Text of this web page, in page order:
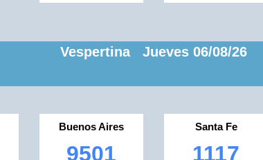
Vespertina Jueves 06/08/26
Buenos Aires
9501
Santa Fe
1117